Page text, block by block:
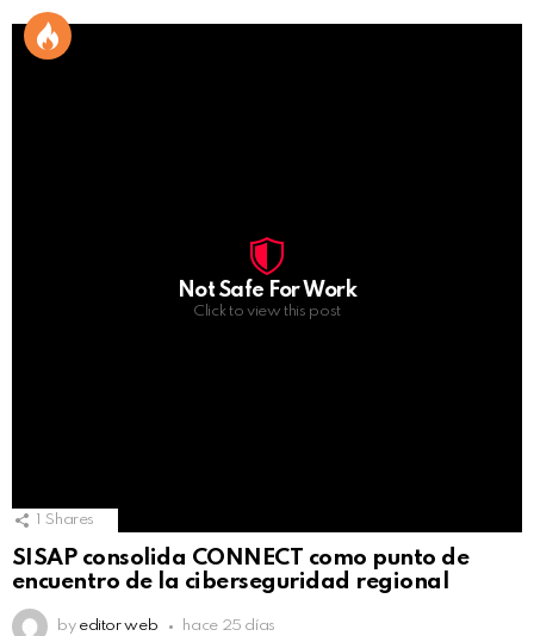
Not Safe For Work
Click to view this post
Shares
SISAP consolida CONNECT como punto de
encuentro de la ciberseguridad regional
by editor web hace 25 días